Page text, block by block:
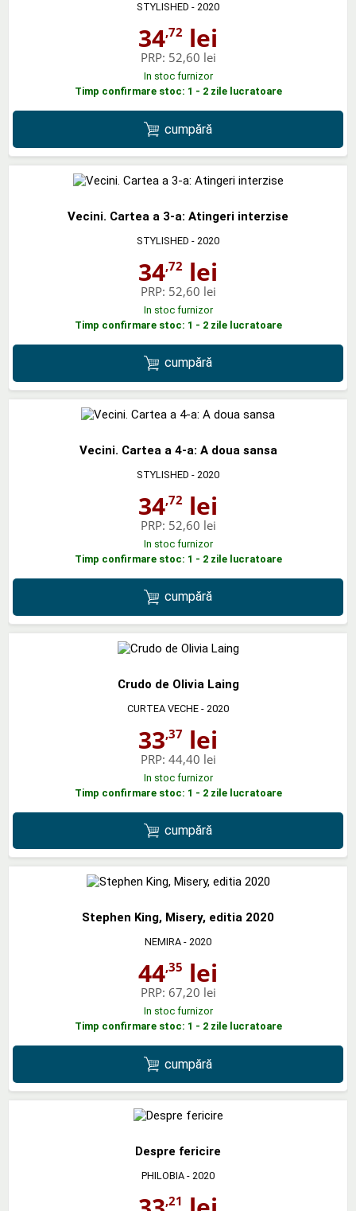
STYLISHED - 2020
34,72 lei
PRP: 52,60 lei
In stoc furnizor
Timp confirmare stoc: 1 - 2 zile lucratoare
cumpără
Vecini. Cartea a 3-a: Atingeri interzise
STYLISHED - 2020
34,72 lei
PRP: 52,60 lei
In stoc furnizor
Timp confirmare stoc: 1 - 2 zile lucratoare
cumpără
Vecini. Cartea a 4-a: A doua sansa
STYLISHED - 2020
34,72 lei
PRP: 52,60 lei
In stoc furnizor
Timp confirmare stoc: 1 - 2 zile lucratoare
cumpără
Crudo de Olivia Laing
CURTEA VECHE - 2020
33,37 lei
PRP: 44,40 lei
In stoc furnizor
Timp confirmare stoc: 1 - 2 zile lucratoare
cumpără
Stephen King, Misery, editia 2020
NEMIRA - 2020
44,35 lei
PRP: 67,20 lei
In stoc furnizor
Timp confirmare stoc: 1 - 2 zile lucratoare
cumpără
Despre fericire
PHILOBIA - 2020
,21